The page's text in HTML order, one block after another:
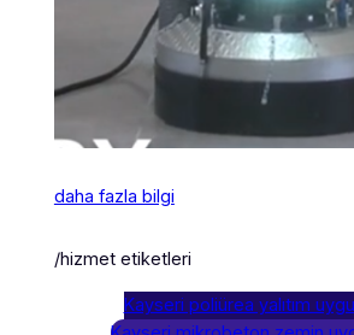
daha fazla bilgi
/hizmet etiketleri
Kayseri poliürea yalıtım